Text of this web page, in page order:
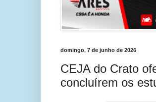
domingo, 7 de junho de 2026
CEJA do Crato
concluírem os